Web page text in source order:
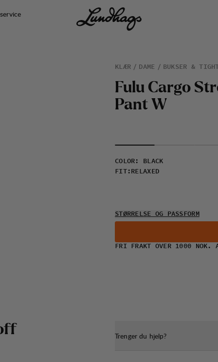
KLÆR DAME BUKSER &
Fulu Cargo Str
Pant W
COLOR :
BLACK
FIT: RELAXED
STØRRELSE OG PASSFORM
FRI FRAKT OVER 1000 NOK.
ff
Trenger du hjelp?